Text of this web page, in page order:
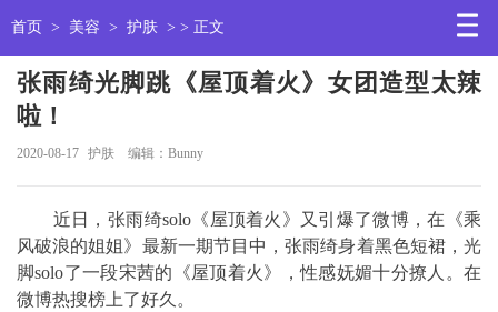
首页 > 美容 > 护肤 > > 正文
张雨绮光脚跳《屋顶着火》女团造型太辣
啦！
2020-08-17 护肤 编辑：Bunny
近日，​​​​张雨绮solo《屋顶着火》又引爆了微博，在《乘
风破浪的姐姐》最新一期节目中，张雨绮身着黑色短裙，光
脚solo了一段宋茜的《屋顶着火》，性感妩媚十分撩人。在
微博热搜榜上了好久。